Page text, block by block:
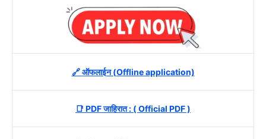
🔗ऑफलाईन (Offline application)
📑 PDF जाहिरात : ( Official PDF )